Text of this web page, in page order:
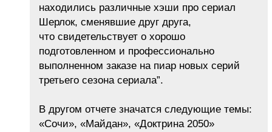
находились различные хэши про сериал
Шерлок, сменявшие друг друга,
что свидетельствует о хорошо
подготовленном и профессионально
выполненном заказе на пиар новых серий
третьего сезона сериала”.
В другом отчете значатся следующие темы:
«Сочи», «Майдан», «Доктрина 2050»